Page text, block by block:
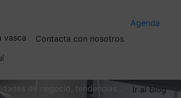
vasca
Contacta con nosotros
Agenda
de negocio, tendencias…
Ir al blog